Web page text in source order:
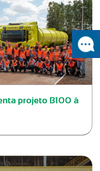
projeto B100 à